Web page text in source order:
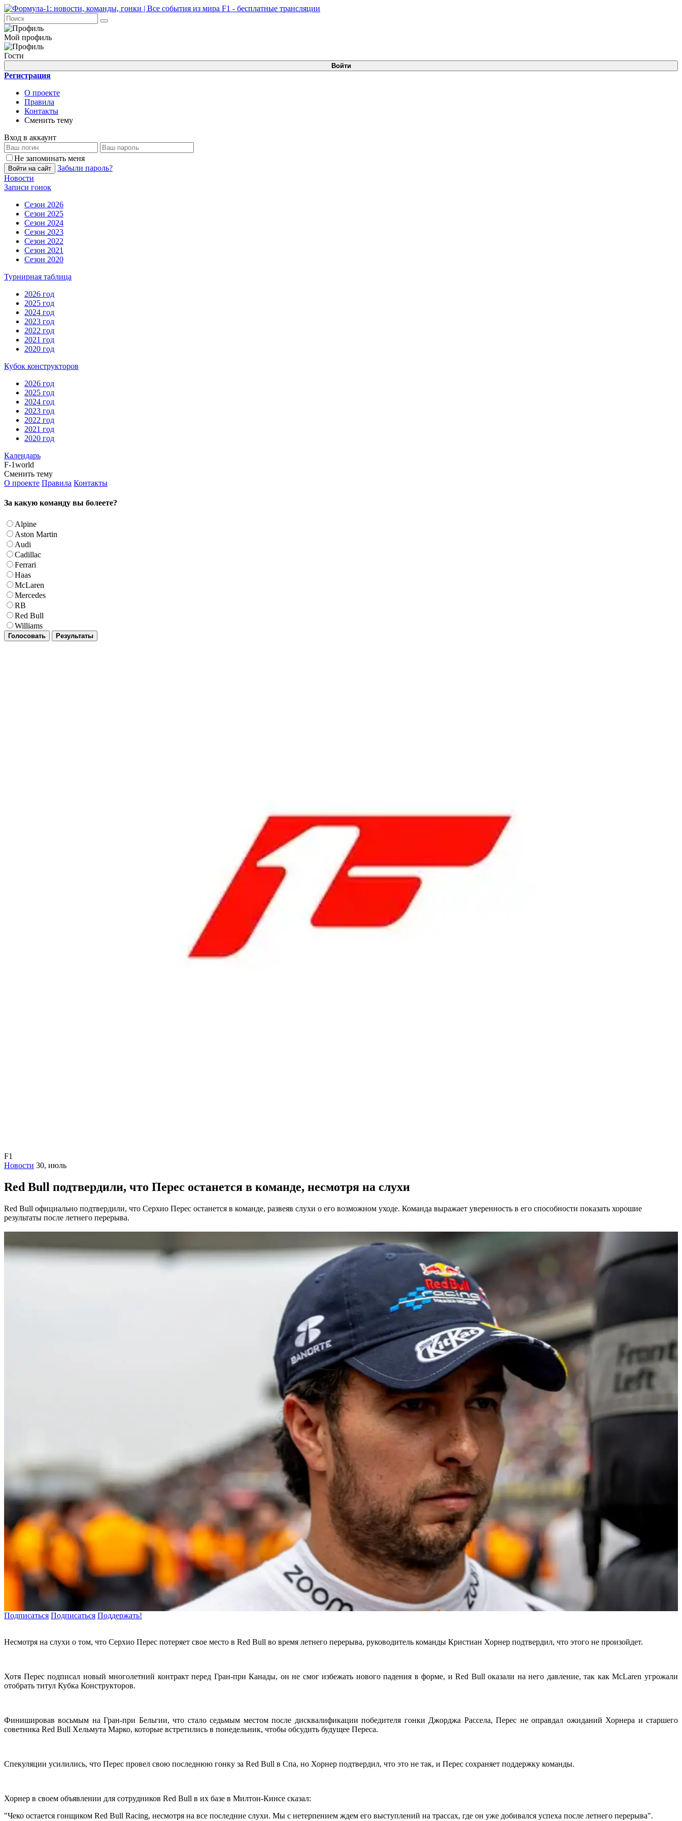
Мой профиль
Гости
Войти
Регистрация
О проекте
Правила
Контакты
Сменить тему
Вход в аккаунт
Не запоминать меня
Войти на сайт
Забыли пароль?
Новости
Записи гонок
Сезон 2026
Сезон 2025
Сезон 2024
Сезон 2023
Сезон 2022
Сезон 2021
Сезон 2020
Турнирная таблица
2026 год
2025 год
2024 год
2023 год
2022 год
2021 год
2020 год
Кубок конструкторов
2026 год
2025 год
2024 год
2023 год
2022 год
2021 год
2020 год
Календарь
F-1world
Сменить тему
О проекте Правила Контакты
За какую команду вы болеете?
Alpine
Aston Martin
Audi
Cadillac
Ferrari
Haas
McLaren
Mercedes
RB
Red Bull
Williams
Голосовать Результаты
F1
Новости 30, июль
Red Bull подтвердили, что Перес останется в команде, несмотря на слухи
Red Bull официально подтвердили, что Серхио Перес останется в команде, развеяв слухи о его возможном уходе. Команда выражает уверенность в его способности показать хорошие
результаты после летнего перерыва.
Подписаться Подписаться Поддержать!
Несмотря на слухи о том, что Серхио Перес потеряет свое место в Red Bull во время летнего перерыва, руководитель команды Кристиан Хорнер подтвердил, что этого не произойдет.
Хотя Перес подписал новый многолетний контракт перед Гран-при Канады, он не смог избежать нового падения в форме, и Red Bull оказали на него давление, так как McLaren угрожали
отобрать титул Кубка Конструкторов.
Финишировав восьмым на Гран-при Бельгии, что стало седьмым местом после дисквалификации победителя гонки Джорджа Рассела, Перес не оправдал ожиданий Хорнера и старшего
советника Red Bull Хельмута Марко, которые встретились в понедельник, чтобы обсудить будущее Переса.
Спекуляции усилились, что Перес провел свою последнюю гонку за Red Bull в Спа, но Хорнер подтвердил, что это не так, и Перес сохраняет поддержку команды.
Хорнер в своем объявлении для сотрудников Red Bull в их базе в Милтон-Кинсе сказал:
"Чеко остается гонщиком Red Bull Racing, несмотря на все последние слухи. Мы с нетерпением ждем его выступлений на трассах, где он уже добивался успеха после летнего перерыва".